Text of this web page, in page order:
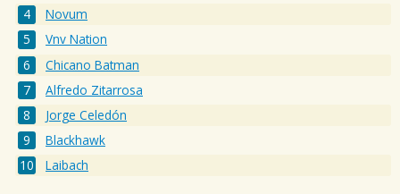
Novum
Vnv Nation
Chicano Batman
Alfredo Zitarrosa
Jorge Celedón
Blackhawk
Laibach